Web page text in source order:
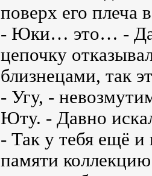
поверх его плеча
- Юки… это… -
цепочку
близнецами, так
- Угу, -
Юту. - Давно
- Так у тебя ещё и
памяти